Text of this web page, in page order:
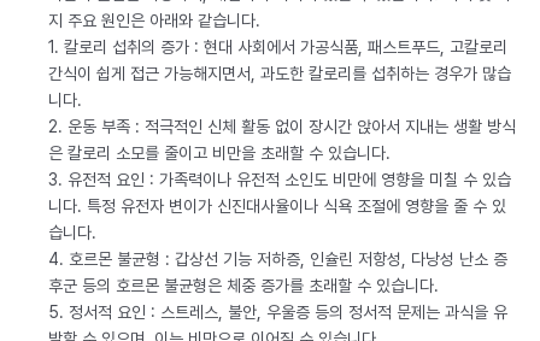
지 주요 원인은 아래와 같습니다.
1. 칼로리 섭취의 증가 : 현대 사회에서 가공식품, 패스트푸드, 고칼로리
간식이 쉽게 접근 가능해지면서, 과도한 칼로리를 섭취하는 경우가 많습
니다.
2. 운동 부족 : 적극적인 신체 활동 없이 장시간 앉아서 지내는 생활 방식
은 칼로리 소모를 줄이고 비만을 초래할 수 있습니다.
3. 유전적 요인 : 가족력이나 유전적 소인도 비만에 영향을 미칠 수 있습
니다. 특정 유전자 변이가 신진대사율이나 식욕 조절에 영향을 줄 수 있
습니다.
4. 호르몬 불균형 : 갑상선 기능 저하증, 인슐린 저항성, 다낭성 난소 증
후군 등의 호르몬 불균형은 체중 증가를 초래할 수 있습니다.
5. 정서적 요인 : 스트레스, 불안, 우울증 등의 정서적 문제는 과식을 유